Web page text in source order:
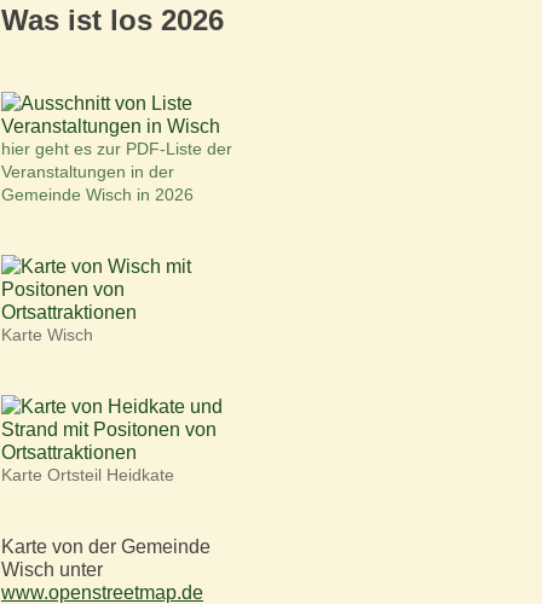
Was ist los 2026
hier geht es zur PDF-Liste der
Veranstaltungen in der
Gemeinde Wisch in 2026
Karte Wisch
Karte Ortsteil Heidkate
Karte von der Gemeinde
Wisch unter
www.openstreetmap.de